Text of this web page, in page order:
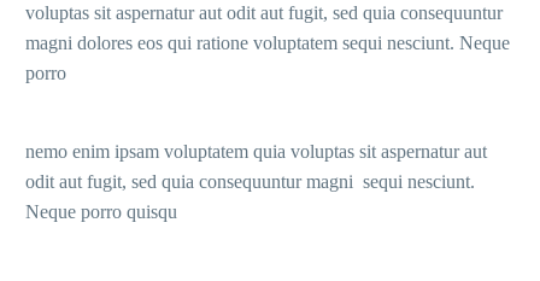
voluptas sit aspernatur aut odit aut fugit, sed quia consequuntur
magni dolores eos qui ratione voluptatem sequi nesciunt. Neque
porro
nemo enim ipsam voluptatem quia voluptas sit aspernatur aut
odit aut fugit, sed quia consequuntur magni sequi nesciunt.
Neque porro quisqu